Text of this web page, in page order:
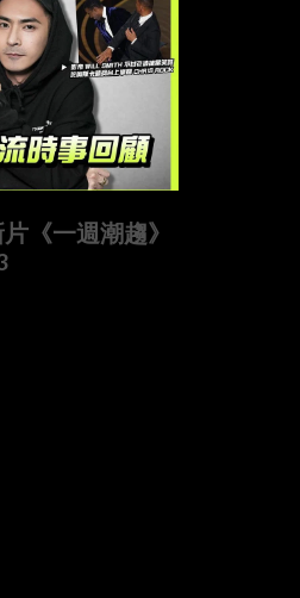
《一週潮趨》